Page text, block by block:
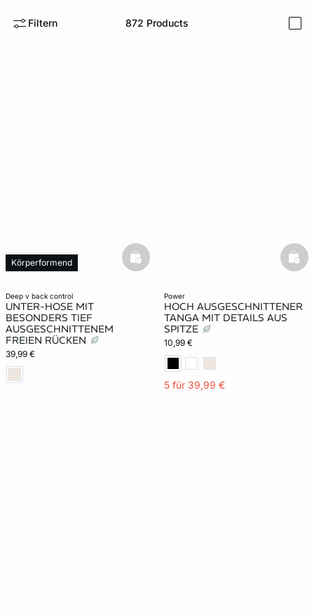
Filtern 872 Products
deep v back control
UNTER-HOSE MIT
BESONDERS TIEF
AUSGESCHNITTENEM
FREIEN RÜCKEN
39,99 €
Körperformend basketfull
power
HOCH AUSGESCHNITTENER
TANGA MIT DETAILS AUS
SPITZE
10,99 €
5 für 39,99 €